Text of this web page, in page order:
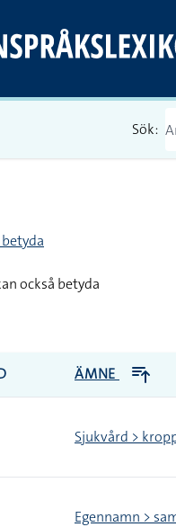
Sök:
också betyda
ÄMNE
Sjukvård >
Egennamn >